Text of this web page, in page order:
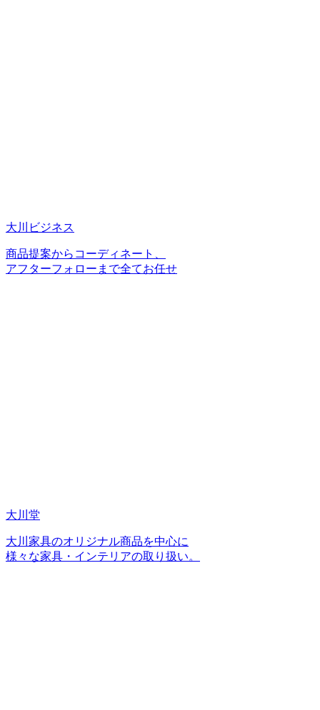
大川ビジネス
商品提案からコーディネート、
アフターフォローまで全てお任せ
大川堂
大川家具のオリジナル商品を中心に
様々な家具・インテリアの取り扱い。